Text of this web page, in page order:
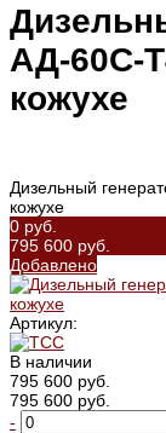
АД-60С-
кожухе
Дизельный
кожухе
0 руб.
795 600 руб.
Добавлено
Артикул:
В наличии
795 600 руб.
795 600 руб.
-